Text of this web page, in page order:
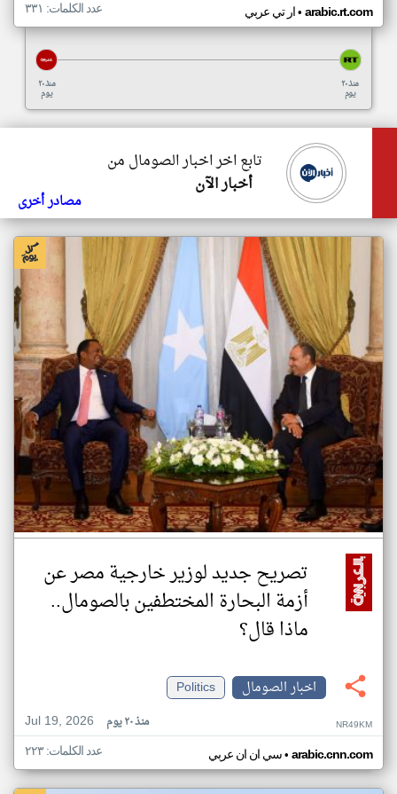
ار تي عربي• arabic.rt.com عدد الكلمات: ٣٣١
منذ ٢٠
يوم
منذ ٢٠
يوم
تابع اخر اخبار الصومال من
أخبار الآن
مصادر أخرى
تصريح جديد لوزير خارجية مصر عن
أزمة البحارة المختطفين بالصومال..
ماذا قال؟
اخبار الصومال
Politics
Jul 19, 2026
منذ ٢٠ يوم NR49KM
سي ان ان عربي• arabic.cnn.com عدد الكلمات: ٢٢٣